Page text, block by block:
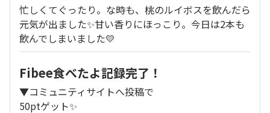
忙しくてぐったり。な時も、桃のルイボスを飲んだら
元気が出ました✨甘い香りにほっこり。今日は2本も
飲んでしまいました💛
Fibee食べたよ記録完了！
▼コミュニティサイトへ投稿で
50ptゲット✨